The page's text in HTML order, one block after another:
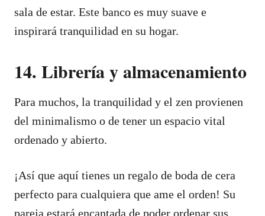
sala de estar. Este banco es muy suave e
inspirará tranquilidad en su hogar.
14. Librería y almacenamiento
Para muchos, la tranquilidad y el zen provienen
del minimalismo o de tener un espacio vital
ordenado y abierto.
¡Así que aquí tienes un regalo de boda de cera
perfecto para cualquiera que ame el orden! Su
pareja estará encantada de poder ordenar sus